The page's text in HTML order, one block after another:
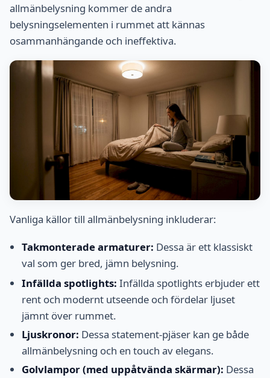
allmänbelysning kommer de andra
belysningselementen i rummet att kännas
osammanhängande och ineffektiva.
Vanliga källor till allmänbelysning inkluderar:
Takmonterade armaturer: Dessa är ett klassiskt
val som ger bred, jämn belysning.
Infällda spotlights: Infällda spotlights erbjuder ett
rent och modernt utseende och fördelar ljuset
jämnt över rummet.
Ljuskronor: Dessa statement-pjäser kan ge både
allmänbelysning och en touch av elegans.
Golvlampor (med uppåtvända skärmar): Dessa